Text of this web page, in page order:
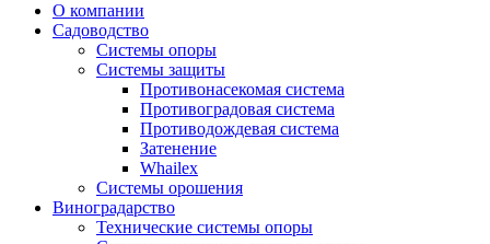
О компании
Садоводство
Системы опоры
Системы защиты
Противонасекомая система
Противоградовая система
Противодождевая система
Затенение
Whailex
Системы орошения
Виноградарство
Технические системы опоры